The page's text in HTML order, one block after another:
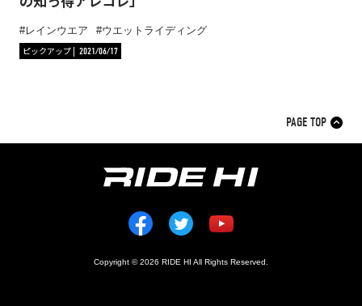
レインウエア
ウエットライディング
ピックアップ
2021/06/17
Copyright © 2026 RIDE HI All Rights Reserved.
PAGE TOP